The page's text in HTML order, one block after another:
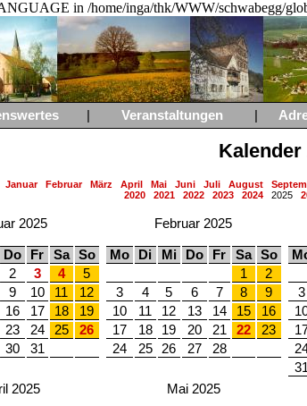
in /home/inga/thk/WWW/schwabegg/
Veranstaltungen
Kalender
Januar Februar März April Mai Juni Juli August
2020
2021 2022 2023 20242025
2025
Do Fr Sa
So
2 3 4
5
9 10 11
12
16 17 18
19
23 24 25
26
30 31
Februar 2025
Mo Di Mi Do Fr Sa
So
1
2
3
4 5 6 7 8
9
10
11 12 13 14 15
16
17
18 19 20 21 22
23
24
25 26 27 28
3
31
2025
Mai 2025